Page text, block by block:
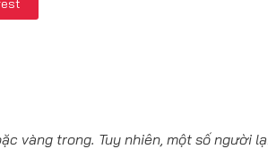
vàng trong. Tuy nhiên, một số người